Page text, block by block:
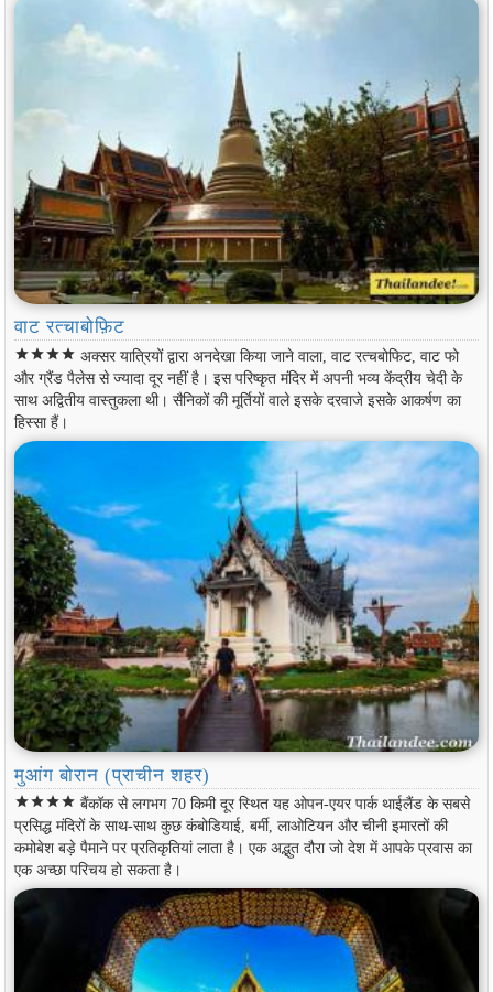
वाट रत्चाबोफ़िट
starstarstarstar अक्सर यात्रियों द्वारा अनदेखा किया जाने वाला, वाट रत्चबोफिट, वाट फो
और ग्रैंड पैलेस से ज्यादा दूर नहीं है। इस परिष्कृत मंदिर में अपनी भव्य केंद्रीय चेदी के
साथ अद्वितीय वास्तुकला थी। सैनिकों की मूर्तियों वाले इसके दरवाजे इसके आकर्षण का
हिस्सा हैं।
मुआंग बोरान (प्राचीन शहर)
starstarstarstar बैंकॉक से लगभग 70 किमी दूर स्थित यह ओपन-एयर पार्क थाईलैंड के सबसे
प्रसिद्ध मंदिरों के साथ-साथ कुछ कंबोडियाई, बर्मी, लाओटियन और चीनी इमारतों की
कमोबेश बड़े पैमाने पर प्रतिकृतियां लाता है। एक अद्भुत दौरा जो देश में आपके प्रवास का
एक अच्छा परिचय हो सकता है।